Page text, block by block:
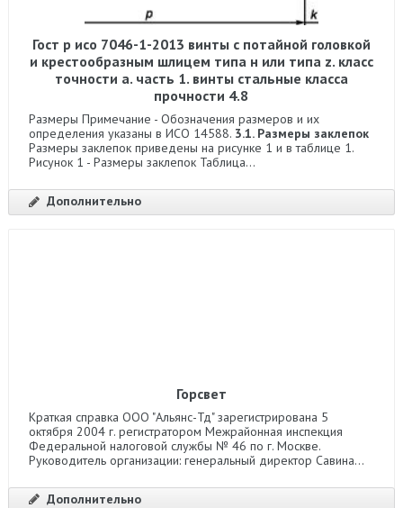
Гост р исо 7046-1-2013 винты с потайной головкой
и крестообразным шлицем типа н или типа z. класс
точности а. часть 1. винты стальные класса
прочности 4.8
Размеры Примечание - Обозначения размеров и их
определения указаны в ИСО 14588. 3.1. Размеры заклепок
Размеры заклепок приведены на рисунке 1 и в таблице 1.
Рисунок 1 - Размеры заклепок Таблица...
Дополнительно
Горсвет
Краткая справка ООО "Альянс-Тд" зарегистрирована 5
октября 2004 г. регистратором Межрайонная инспекция
Федеральной налоговой службы № 46 по г. Москве.
Руководитель организации: генеральный директор Савина...
Дополнительно